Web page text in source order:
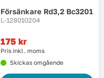
Försänkare Rd3,2 Bc3201
L-128010204
175 kr
Pris inkl. moms
Skickas omgående